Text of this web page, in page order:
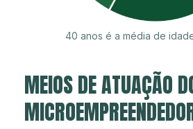
40 anos é a média de
MEIOS DE ATUAÇÃO